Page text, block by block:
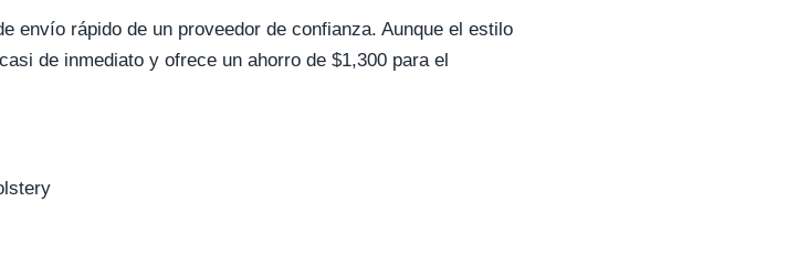
envío rápido de un proveedor de confianza. Aunque el estilo
de inmediato y ofrece un ahorro de $1,300 para el